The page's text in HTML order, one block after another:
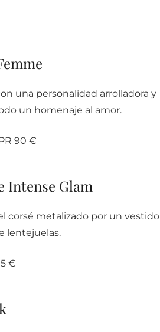
una personalidad arrolladora y
un homenaje al amor.
90 €
Intense Glam
corsé metalizado por un vestido
lentejuelas.
€